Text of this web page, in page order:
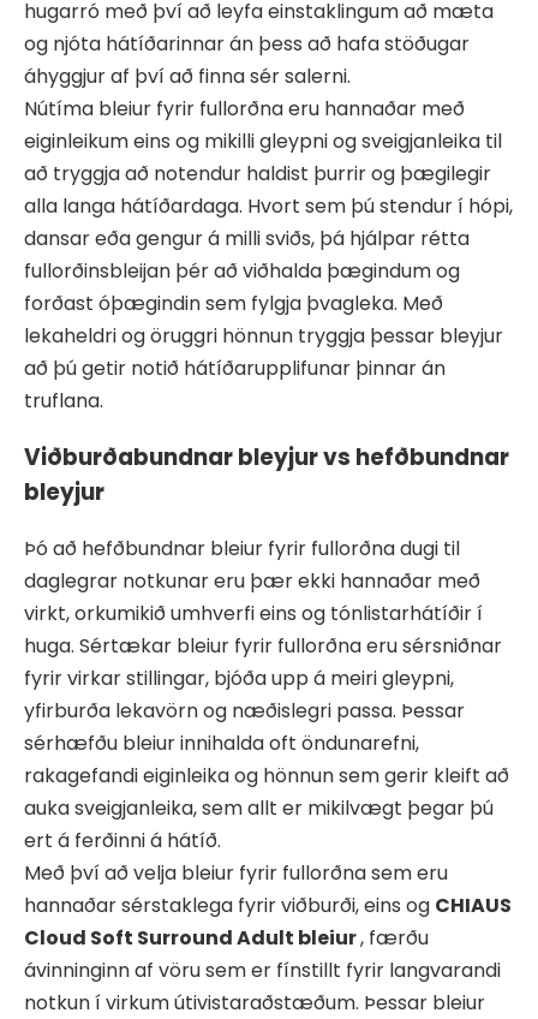
hugarró með því að leyfa einstaklingum að mæta
og njóta hátíðarinnar án þess að hafa stöðugar
áhyggjur af því að finna sér salerni.
Nútíma bleiur fyrir fullorðna eru hannaðar með
eiginleikum eins og mikilli gleypni og sveigjanleika til
að tryggja að notendur haldist þurrir og þægilegir
alla langa hátíðardaga. Hvort sem þú stendur í hópi,
dansar eða gengur á milli sviðs, þá hjálpar rétta
fullorðinsbleijan þér að viðhalda þægindum og
forðast óþægindin sem fylgja þvagleka. Með
lekaheldri og öruggri hönnun tryggja þessar bleyjur
að þú getir notið hátíðarupplifunar þinnar án
truflana.
Viðburðabundnar bleyjur vs hefðbundnar
bleyjur
Þó að hefðbundnar bleiur fyrir fullorðna dugi til
daglegrar notkunar eru þær ekki hannaðar með
virkt, orkumikið umhverfi eins og tónlistarhátíðir í
huga. Sértækar bleiur fyrir fullorðna eru sérsniðnar
fyrir virkar stillingar, bjóða upp á meiri gleypni,
yfirburða lekavörn og næðislegri passa. Þessar
sérhæfðu bleiur innihalda oft öndunarefni,
rakagefandi eiginleika og hönnun sem gerir kleift að
auka sveigjanleika, sem allt er mikilvægt þegar þú
ert á ferðinni á hátíð.
Með því að velja bleiur fyrir fullorðna sem eru
hannaðar sérstaklega fyrir viðburði, eins og CHIAUS
Cloud Soft Surround Adult bleiur, færðu
ávinninginn af vöru sem er fínstillt fyrir langvarandi
notkun í virkum útivistaraðstæðum. Þessar bleiur